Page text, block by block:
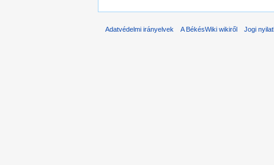
Adatvédelmi irányelvek A BékésWiki wikiről Jogi